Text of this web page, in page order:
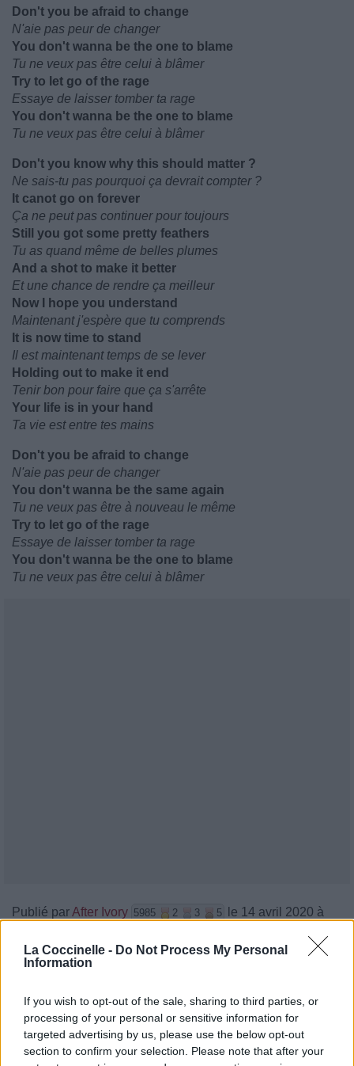
La Coccinelle - Do Not Process My Personal
Information
If you wish to opt-out of the sale, sharing to third parties, or
processing of your personal or sensitive information for
targeted advertising by us, please use the below opt-out
section to confirm your selection. Please note that after your
Don't you be afraid to change
N'aie pas peur de changer
You don't wanna be the one to blame
Tu ne veux pas être celui à blâmer
Try to let go of the rage
Essaye de laisser tomber ta rage
You don't wanna be the one to blame
Tu ne veux pas être celui à blâmer
Don't you know why this should matter ?
Ne sais-tu pas pourquoi ça devrait compter ?
It canot go on forever
Ça ne peut pas continuer pour toujours
Still you got some pretty feathers
Tu as quand même de belles plumes
And a shot to make it better
Et une chance de rendre ça meilleur
Now I hope you understand
Maintenant j'espère que tu comprends
It is now time to stand
Il est maintenant temps de se lever
Holding out to make it end
Tenir bon pour faire que ça s'arrête
Your life is in your hand
Ta vie est entre tes mains
Don't you be afraid to change
N'aie pas peur de changer
You don't wanna be the same again
Tu ne veux pas être à nouveau le même
Try to let go of the rage
Essaye de laisser tomber ta rage
You don't wanna be the one to blame
Tu ne veux pas être celui à blâmer
Publié parAfter Ivory 5985 2 3 5
le 14 avril 2020 à
Chanteurs : After Ivory
Paroles + Traduction Téléchargement Vidéos